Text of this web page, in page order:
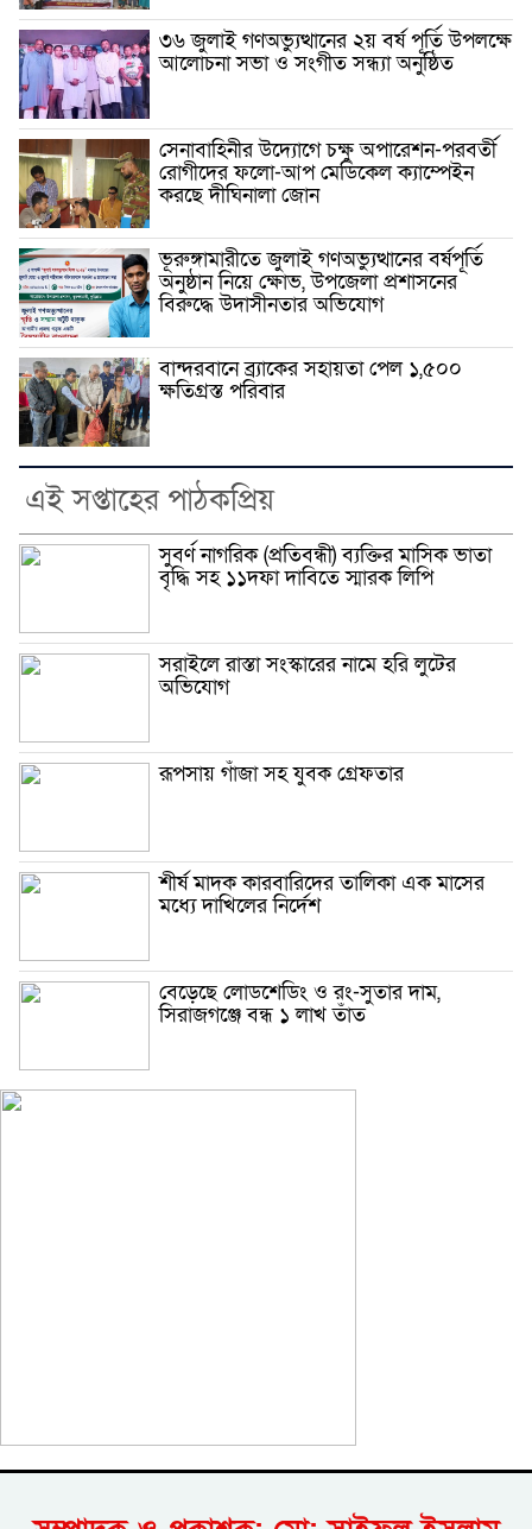
৩৬ জুলাই গণঅভ্যুত্থানের ২য় বর্ষ পূর্তি উপলক্ষে
আলোচনা সভা ও সংগীত সন্ধ্যা অনুষ্ঠিত
সেনাবাহিনীর উদ্যোগে চক্ষু অপারেশন-পরবর্তী
রোগীদের ফলো-আপ মেডিকেল ক্যাম্পেইন
করছে দীঘিনালা জোন
ভূরুঙ্গামারীতে জুলাই গণঅভ্যুত্থানের বর্ষপূর্তি
অনুষ্ঠান নিয়ে ক্ষোভ, উপজেলা প্রশাসনের
বিরুদ্ধে উদাসীনতার অভিযোগ
বান্দরবানে ব্র্যাকের সহায়তা পেল ১,৫০০
ক্ষতিগ্রস্ত পরিবার
এই সপ্তাহের পাঠকপ্রিয়
সুবর্ণ নাগরিক (প্রতিবন্ধী) ব্যক্তির মাসিক ভাতা
বৃদ্ধি সহ ১১দফা দাবিতে স্মারক লিপি
সরাইলে রাস্তা সংস্কারের নামে হরি লুটের
অভিযোগ
রূপসায় গাঁজা সহ যুবক গ্রেফতার
শীর্ষ মাদক কারবারিদের তালিকা এক মাসের
মধ্যে দাখিলের নির্দেশ
বেড়েছে লোডশেডিং ও রং-সুতার দাম,
সিরাজগঞ্জে বন্ধ ১ লাখ তাঁত